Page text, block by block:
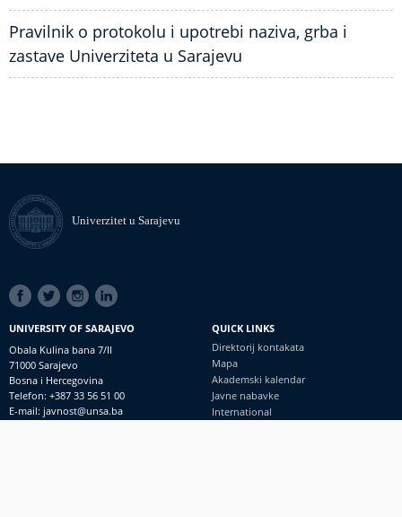
Pravilnik o protokolu i upotrebi naziva, grba i
zastave Univerziteta u Sarajevu
Univerzitet u Sarajevu
SOCIAL
LINKS
UNIVERSITY OF SARAJEVO
Obala Kulina bana 7/II
71000 Sarajevo
Bosna i Hercegovina
Telefon: +387 33 56 51 00
E-mail: javnost@unsa.ba
QUICK LINKS
Direktorij kontakata
Mapa
Akademski kalendar
Javne nabavke
International